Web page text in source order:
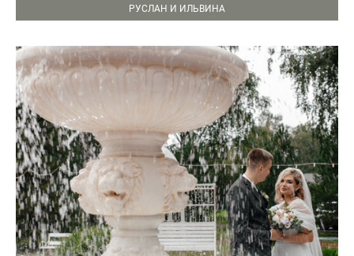
РУСЛАН И ИЛЬВИНА